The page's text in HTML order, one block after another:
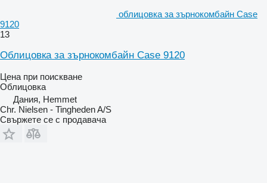
облицовка за зърнокомбайн Case
9120
13
Облицовка за зърнокомбайн Case 9120
Цена при поискване
Облицовка
Дания, Hemmet
Chr. Nielsen - Tingheden A/S
Свържете се с продавача